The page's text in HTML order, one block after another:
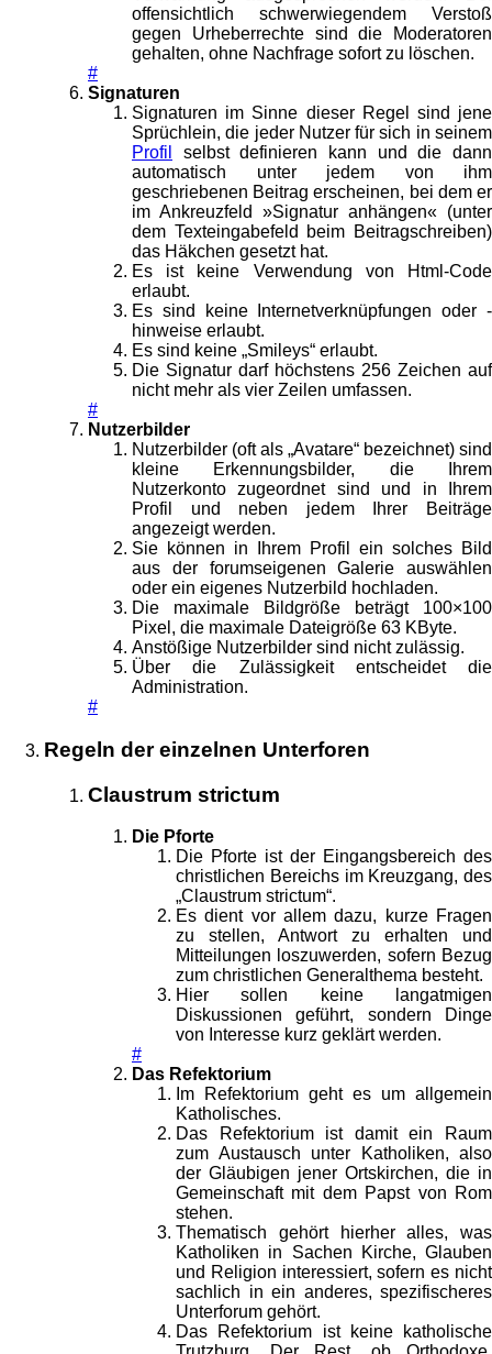
offensichtlich schwerwiegendem Verstoß
gegen Urheberrechte sind die Moderatoren
gehalten, ohne Nachfrage sofort zu löschen.
#
Signaturen
Signaturen im Sinne dieser Regel sind jene
Sprüchlein, die jeder Nutzer für sich in seinem
Profil
selbst definieren kann und die dann
automatisch unter jedem von ihm
geschriebenen Beitrag erscheinen, bei dem er
im Ankreuzfeld »Signatur anhängen« (unter
dem Texteingabefeld beim Beitragschreiben)
das Häkchen gesetzt hat.
Es ist keine Verwendung von Html-Code
erlaubt.
Es sind keine Internetverknüpfungen oder -
hinweise erlaubt.
Es sind keine „Smileys“ erlaubt.
Die Signatur darf höchstens 256 Zeichen auf
nicht mehr als vier Zeilen umfassen.
#
Nutzerbilder
Nutzerbilder (oft als „Avatare“ bezeichnet) sind
kleine Erkennungsbilder, die Ihrem
Nutzerkonto zugeordnet sind und in Ihrem
Profil und neben jedem Ihrer Beiträge
angezeigt werden.
Sie können in Ihrem Profil ein solches Bild
aus der forumseigenen Galerie auswählen
oder ein eigenes Nutzerbild hochladen.
Die maximale Bildgröße beträgt 100×100
Pixel, die maximale Dateigröße 63 KByte.
Anstößige Nutzerbilder sind nicht zulässig.
Über die Zulässigkeit entscheidet die
Administration.
#
Regeln der einzelnen Unterforen
Claustrum strictum
Die Pforte
Die Pforte ist der Eingangsbereich des
christlichen Bereichs im Kreuzgang, des
„Claustrum strictum“.
Es dient vor allem dazu, kurze Fragen
zu stellen, Antwort zu erhalten und
Mitteilungen loszuwerden, sofern Bezug
zum christlichen Generalthema besteht.
Hier sollen keine langatmigen
Diskussionen geführt, sondern Dinge
von Interesse kurz geklärt werden.
#
Das Refektorium
Im Refektorium geht es um allgemein
Katholisches.
Das Refektorium ist damit ein Raum
zum Austausch unter Katholiken, also
der Gläubigen jener Ortskirchen, die in
Gemeinschaft mit dem Papst von Rom
stehen.
Thematisch gehört hierher alles, was
Katholiken in Sachen Kirche, Glauben
und Religion interessiert, sofern es nicht
sachlich in ein anderes, spezifischeres
Unterforum gehört.
Das Refektorium ist keine katholische